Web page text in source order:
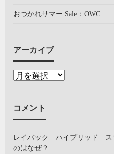
おつかれサマー Sale：OWC
アーカイブ
コメント
レイバック ハイブリッド ス
のはなぜ？